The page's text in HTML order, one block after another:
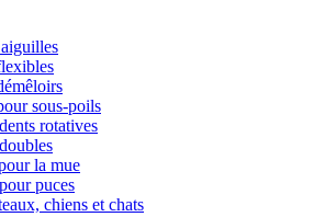
sous-poils
rotatives
la mue
puces
chiens et chats